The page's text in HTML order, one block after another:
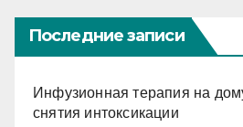
Последние записи
Инфузионная терапия на
снятия интоксикации